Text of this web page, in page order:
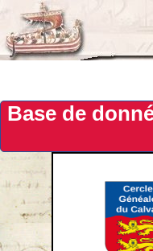
Base de